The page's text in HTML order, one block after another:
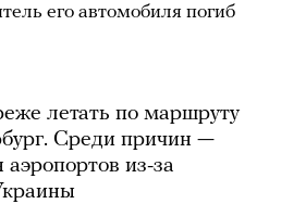
его автомобиля погиб
летать по маршруту
Среди причин —
из-за